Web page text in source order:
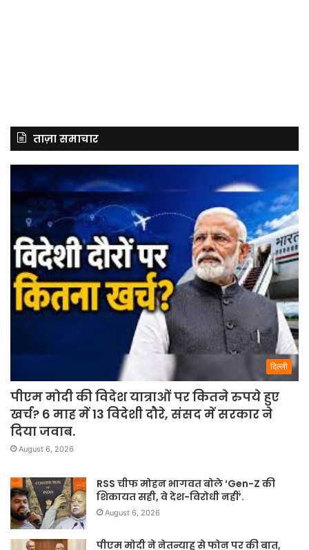
ताज़ा समाचार
दिल्ली
पीएम मोदी की विदेश यात्राओं पर कितने रुपये हुए
खर्च? 6 माह में 13 विदेशी दौरे, संसद में सरकार ने
दिया जवाब.
August 6, 2026
RSS चीफ मोहन भागवत बोले ‘Gen-Z की
शिकायत सही, वे देश-विरोधी नहीं’.
August 6, 2026
पीएम मोदी ने नेतन्याहू से फोन पर की बात,